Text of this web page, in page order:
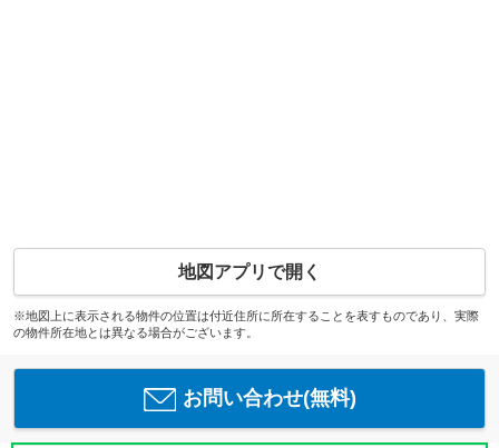
地図アプリで開く
※地図上に表示される物件の位置は付近住所に所在することを表すものであり、実際
の物件所在地とは異なる場合がございます。
お問い合わせ(無料)